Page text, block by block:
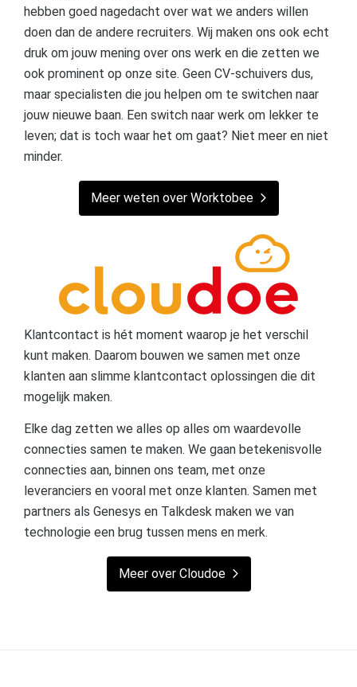
hebben goed nagedacht over wat we anders willen
doen dan de andere recruiters. Wij maken ons ook echt
druk om jouw mening over ons werk en die zetten we
ook prominent op onze site. Geen CV-schuivers dus,
maar specialisten die jou helpen om te switchen naar
jouw nieuwe baan. Een switch naar werk om lekker te
leven; dat is toch waar het om gaat? Niet meer en niet
minder.
Meer weten over Worktobee
Klantcontact is hét moment waarop je het verschil
kunt maken. Daarom bouwen we samen met onze
klanten aan slimme klantcontact oplossingen die dit
mogelijk maken.
Elke dag zetten we alles op alles om waardevolle
connecties samen te maken. We gaan betekenisvolle
connecties aan, binnen ons team, met onze
leveranciers en vooral met onze klanten. Samen met
partners als Genesys en Talkdesk maken we van
technologie een brug tussen mens en merk.
Meer over Cloudoe